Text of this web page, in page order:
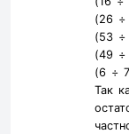
(26 ÷
(53 ÷
(49 ÷
(6 ÷
Так